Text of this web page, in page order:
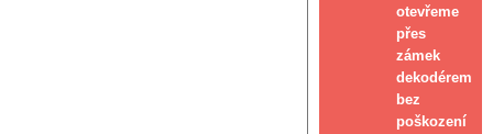
otevřeme
přes
zámek
dekodérem
bez
poškození